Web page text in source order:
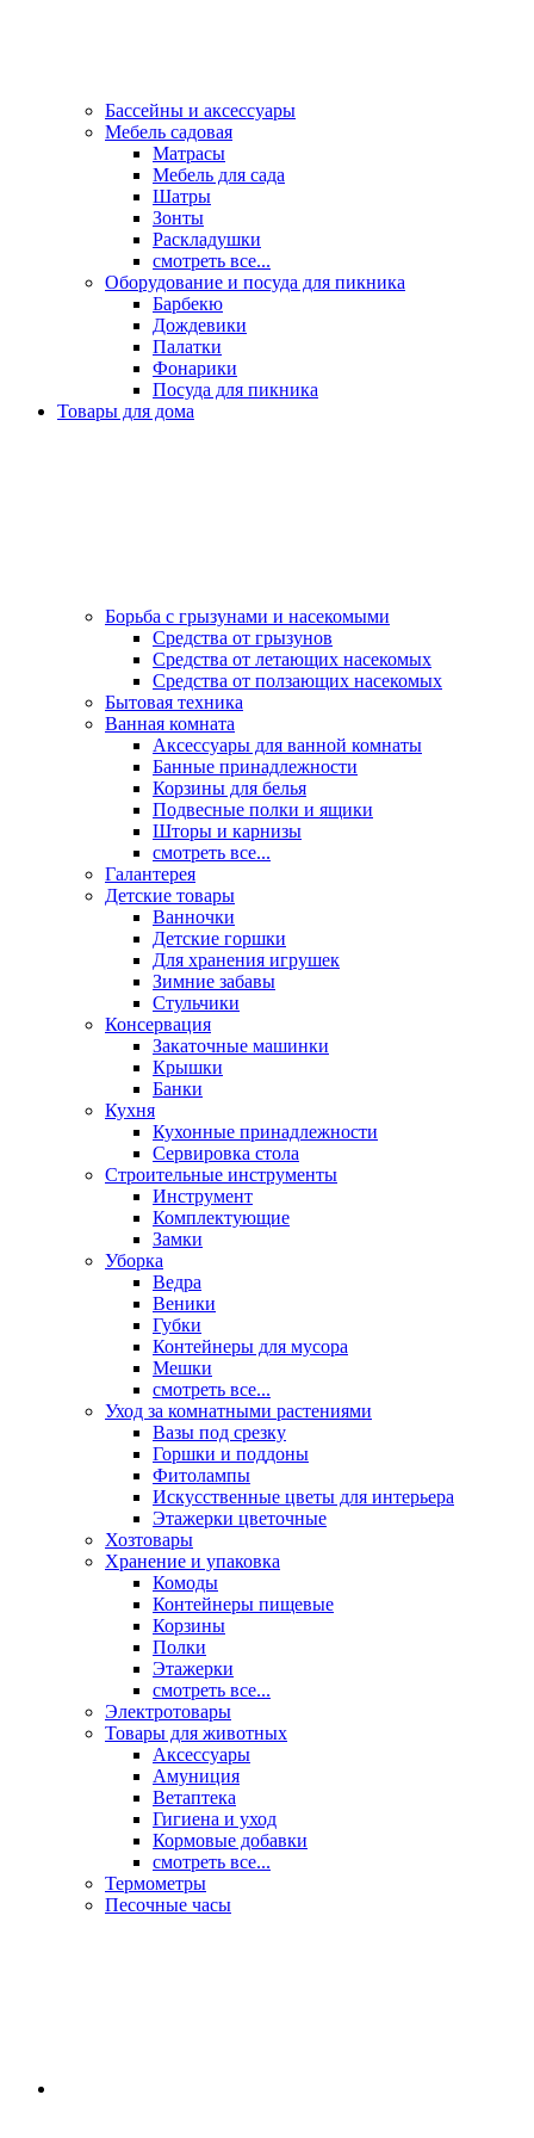
Бассейны и аксессуары
Мебель садовая
Матрасы
Мебель для сада
Шатры
Зонты
Раскладушки
смотреть все...
Оборудование и посуда для пикника
Барбекю
Дождевики
Палатки
Фонарики
Посуда для пикника
Товары для дома
Борьба с грызунами и насекомыми
Средства от грызунов
Средства от летающих насекомых
Средства от ползающих насекомых
Бытовая техника
Ванная комната
Аксессуары для ванной комнаты
Банные принадлежности
Корзины для белья
Подвесные полки и ящики
Шторы и карнизы
смотреть все...
Галантерея
Детские товары
Ванночки
Детские горшки
Для хранения игрушек
Зимние забавы
Стульчики
Консервация
Закаточные машинки
Крышки
Банки
Кухня
Кухонные принадлежности
Сервировка стола
Строительные инструменты
Инструмент
Комплектующие
Замки
Уборка
Ведра
Веники
Губки
Контейнеры для мусора
Мешки
смотреть все...
Уход за комнатными растениями
Вазы под срезку
Горшки и поддоны
Фитолампы
Искусственные цветы для интерьера
Этажерки цветочные
Хозтовары
Хранение и упаковка
Комоды
Контейнеры пищевые
Корзины
Полки
Этажерки
смотреть все...
Электротовары
Товары для животных
Аксессуары
Амуниция
Ветаптека
Гигиена и уход
Кормовые добавки
смотреть все...
Термометры
Песочные часы